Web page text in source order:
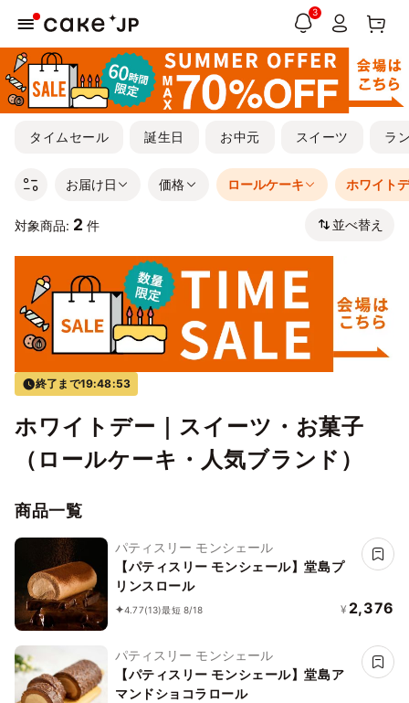
3
タイムセール 誕生日 お中元 スイーツ ラ
お届け日 価格 ロールケーキ ホワイト
対象商品: 2 件 並べ替え
終了まで19:48:53
ホワイトデー｜スイーツ・お菓子
（ロールケーキ・人気ブランド）
商品一覧
パティスリー モンシェール
【パティスリー モンシェール】堂島プ
リンスロール
4.77(13)最短 8/18 ¥ 2,376
パティスリー モンシェール
【パティスリー モンシェール】堂島ア
マンドショコラロール